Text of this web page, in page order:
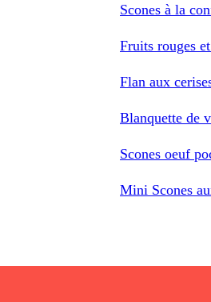
Scones à la
Fruits rouges
Flan aux
Blanquette de
Scones oeuf
Mini Scones